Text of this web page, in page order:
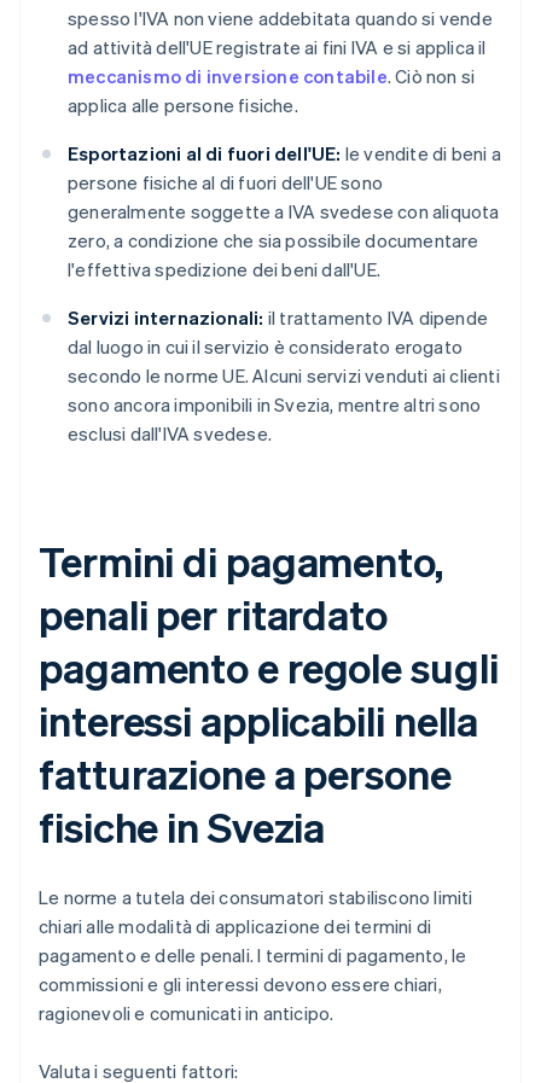
spesso l'IVA non viene addebitata quando si vende
ad attività dell'UE registrate ai fini IVA e si applica il
meccanismo di inversione contabile. Ciò non si
applica alle persone fisiche.
Esportazioni al di fuori dell'UE: le vendite di beni a
persone fisiche al di fuori dell'UE sono
generalmente soggette a IVA svedese con aliquota
zero, a condizione che sia possibile documentare
l'effettiva spedizione dei beni dall'UE.
Servizi internazionali: il trattamento IVA dipende
dal luogo in cui il servizio è considerato erogato
secondo le norme UE. Alcuni servizi venduti ai clienti
sono ancora imponibili in Svezia, mentre altri sono
esclusi dall'IVA svedese.
Termini di pagamento,
penali per ritardato
pagamento e regole sugli
interessi applicabili nella
fatturazione a persone
fisiche in Svezia
Le norme a tutela dei consumatori stabiliscono limiti
chiari alle modalità di applicazione dei termini di
pagamento e delle penali. I termini di pagamento, le
commissioni e gli interessi devono essere chiari,
ragionevoli e comunicati in anticipo.
Valuta i seguenti fattori: